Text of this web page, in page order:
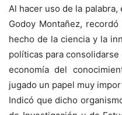
Al hacer uso de la
Godoy Montañez,
hecho de la ciencia y la
políticas para
economía del
jugado un papel muy
Indicó que dicho